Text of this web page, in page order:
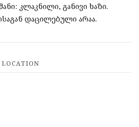
კლაკნილი, განივი ხაზი.
დაცილებული არაა.